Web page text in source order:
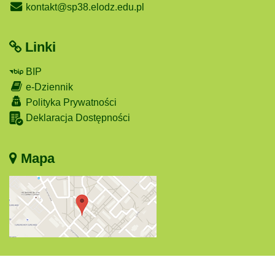
kontakt@sp38.elodz.edu.pl
Linki
BIP
e-Dziennik
Polityka Prywatności
Deklaracja Dostępności
Mapa